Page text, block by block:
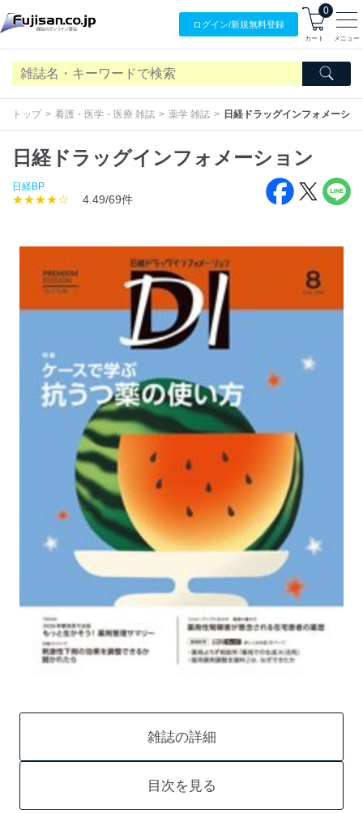
ログイン/新規無料登録
0
カート メニュー
トップ 看護・医学・医療 雑誌 薬学 雑誌 日経ドラッグインフォメーショ
日経ドラッグインフォメーション
日経BP
★★★★☆ 4.49/69件
雑誌の詳細
目次を見る